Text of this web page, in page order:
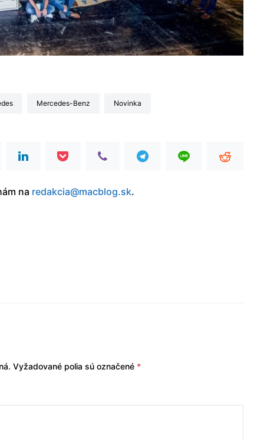
Mercedes-Benz Novinka
na redakcia@macblog.sk.
Vyžadované polia sú označené *